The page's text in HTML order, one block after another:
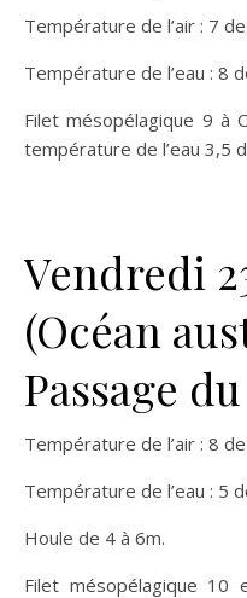
Température de l’air : 7
Température de l’eau : 8
Filet mésopélagique 9 à
température de l’eau 3,5
Vendredi
(Océan
Passage du
Température de l’air : 8
Température de l’eau : 5
Houle de 4 à 6m.
Filet mésopélagique